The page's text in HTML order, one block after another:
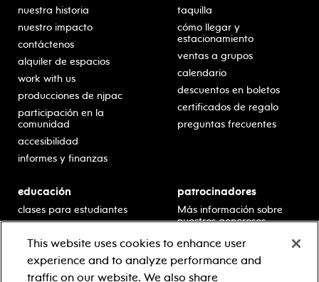
nuestra historia
nuestro impacto
contáctenos
alquiler de espacios
work with us
producciones de njpac
participación en la
comunidad
accesibilidad
informes y finanzas
taquilla
cómo llegar y
estacionamiento
ventas a grupos
calendario
descuentos en boletos
certificados de regalo
preguntas frecuentes
educación
clases para estudiantes
escolar
residencias en escuelas
desarrollo profesional
patrocinadores
Más información sobre
nuestros generosos
This website uses cookies to enhance user
experience and to analyze performance and
traffic on our website. We also share